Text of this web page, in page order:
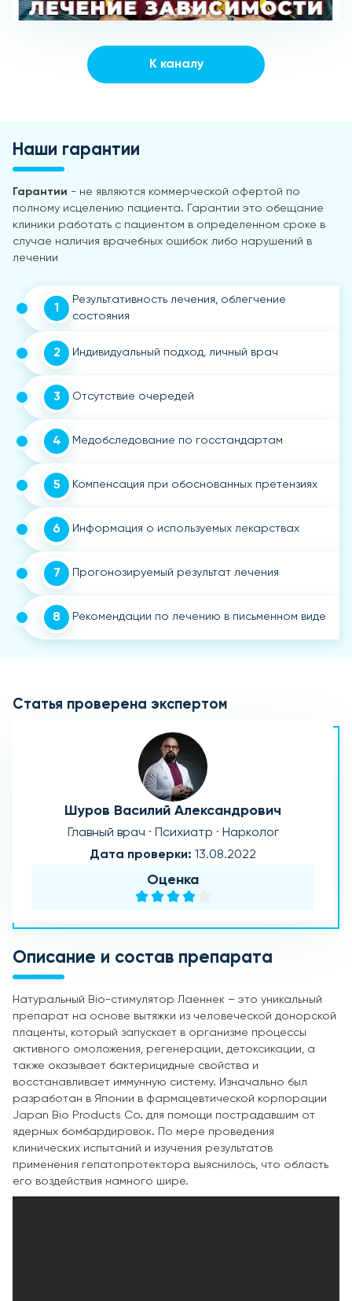
К каналу
Наши гарантии
Гарантии - не являются коммерческой офертой по
полному исцелению пациента. Гарантии это обещание
клиники работать с пациентом в определенном сроке в
случае наличия врачебных ошибок либо нарушений в
лечении
1
Результативность лечения, облегчение
состояния
2 Индивидуальный подход, личный врач
3 Отсутствие очередей
4 Медобследование по госстандартам
5 Компенсация при обоснованных претензиях
6 Информация о используемых лекарствах
7 Прогонозируемый результат лечения
8 Рекомендации по лечению в письменном виде
Статья проверена экспертом
Шуров Василий Александрович
Главный врач · Психиатр · Нарколог
Дата проверки: 13.08.2022
Оценка
Описание и состав препарата
Натуральный Bio-стимулятор Лаеннек – это уникальный
препарат на основе вытяжки из человеческой донорской
плаценты, который запускает в организме процессы
активного омоложения, регенерации, детоксикации, а
также оказывает бактерицидные свойства и
восстанавливает иммунную систему. Изначально был
разработан в Японии в фармацевтической корпорации
Japan Bio Products Co. для помощи пострадавшим от
ядерных бомбардировок. По мере проведения
клинических испытаний и изучения результатов
применения гепатопротектора выяснилось, что область
его воздействия намного шире.